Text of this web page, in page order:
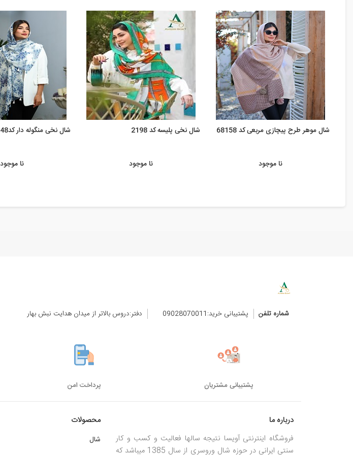
شال موهر طرح پیچازی مربعی کد 68158
نا موجود
شال نخی پلیسه کد 2198
نا موجود
شال نخی منگوله دار کد35148
نا موجود
شماره تلفن پشتیبانی خرید:09028070011 دفتر:دروس بالاتر از میدان هدایت نبش بهار
پشتیبانی مشتریان پرداخت امن
درباره ما
فروشگاه اینترنتی آویسا نتیجه سالها فعالیت و کسب و کار
سنتی ایرانی در حوزه شال وروسری از سال 1385 میباشد که
محصولات
شال